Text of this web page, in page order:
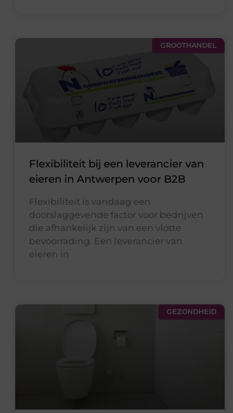
GROOTHANDEL
Flexibiliteit bij een leverancier van
eieren in Antwerpen voor B2B
Flexibiliteit is vandaag een
doorslaggevende factor voor bedrijven
die afhankelijk zijn van een vlotte
bevoorrading. Een leverancier van
eieren in
GEZONDHEID